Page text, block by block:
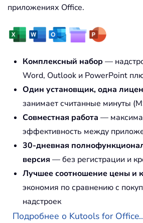
приложениях Office.
Комплексный набор —
Word, Outlook и PowerPoint
Один установщик, одна
занимает считанные минуты
Совместная работа —
эффективность между
30-дневная
версия — без регистрации и
Лучшее соотношение цены и
экономия по сравнению с
надстроек
Подробнее о Kutools for